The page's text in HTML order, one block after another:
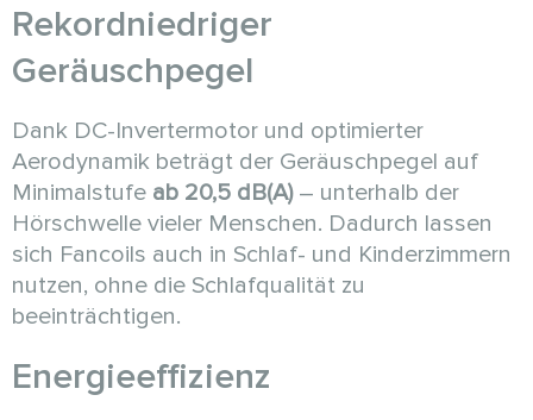
Rekordniedriger
Geräuschpegel
Dank DC-Invertermotor und optimierter
Aerodynamik beträgt der Geräuschpegel auf
Minimalstufe ab 20,5 dB(A)– unterhalb der
Hörschwelle vieler Menschen. Dadurch lassen
sich Fancoils auch in Schlaf- und Kinderzimmern
nutzen, ohne die Schlafqualität zu
beeinträchtigen.
Energieeffizienz